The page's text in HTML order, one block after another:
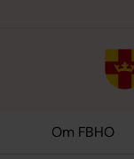
Om FBHO